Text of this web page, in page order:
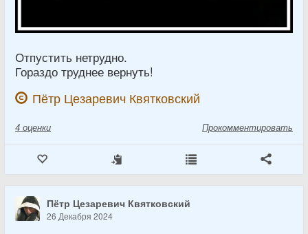
Отпустить нетрудно.
Гораздо труднее вернуть!
Пётр Цезаревич Квятковский
4 оценки Прокомментировать
Пётр Цезаревич Квятковский
26 Декабря 2024